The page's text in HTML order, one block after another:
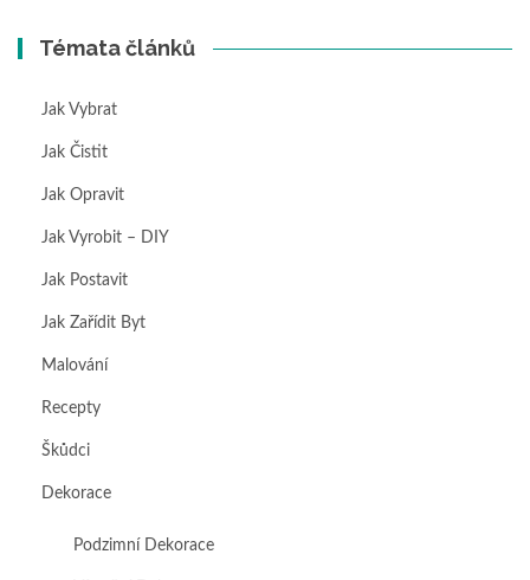
Témata článků
Jak Vybrat
Jak Čistit
Jak Opravit
Jak Vyrobit – DIY
Jak Postavit
Jak Zařídit Byt
Malování
Recepty
Škůdci
Dekorace
Podzimní Dekorace